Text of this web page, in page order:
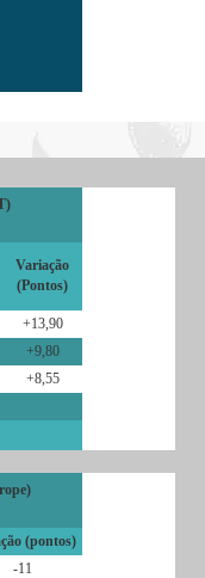
Variação
(Pontos)
+13,90
+9,80
+8,55
(pontos)
-11